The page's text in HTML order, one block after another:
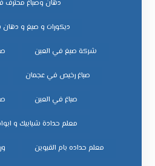
دهان وصباغ محترف
ديكورات و صبغ و دهان
شركة صبغ في العين
صباغ رخيص في عجمان
صباغ في العين
معلم حدادة شبابيك و
معلم حداده بام القيوين